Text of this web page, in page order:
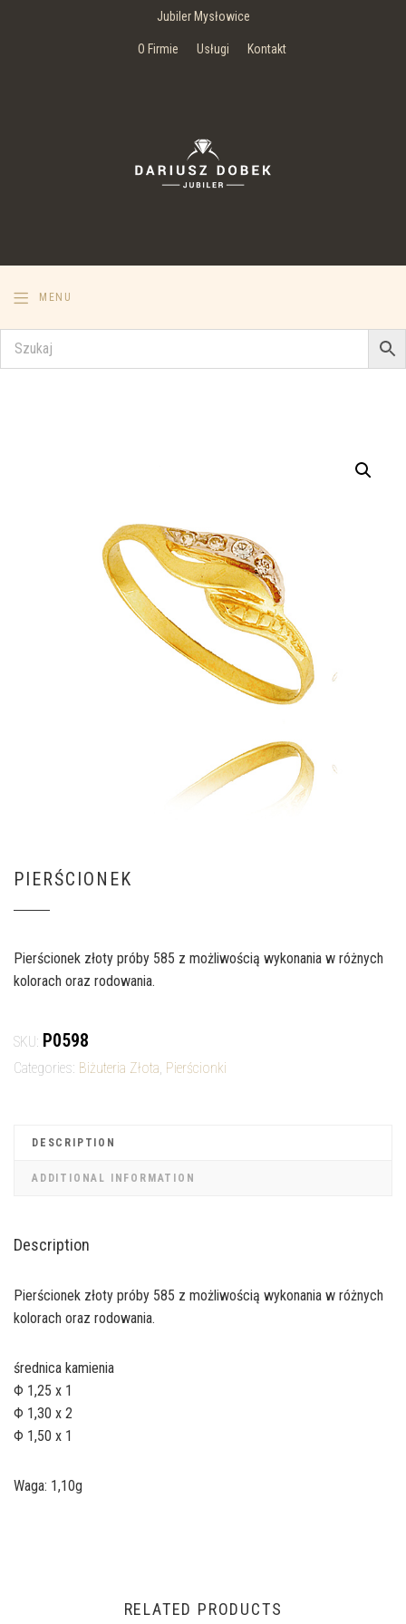
Jubiler Mysłowice
O Firmie Usługi Kontakt
MENU
PIERŚCIONEK
Pierścionek złoty próby 585 z możliwością wykonania w różnych
kolorach oraz rodowania.
SKU: P0598
Categories: Biżuteria Złota Pierścionki
DESCRIPTION
ADDITIONAL INFORMATION
Description
Pierścionek złoty próby 585 z możliwością wykonania w różnych
kolorach oraz rodowania.
średnica kamienia
Φ 1,25 x 1
Φ 1,30 x 2
Φ 1,50 x 1
Waga: 1,10g
RELATED PRODUCTS